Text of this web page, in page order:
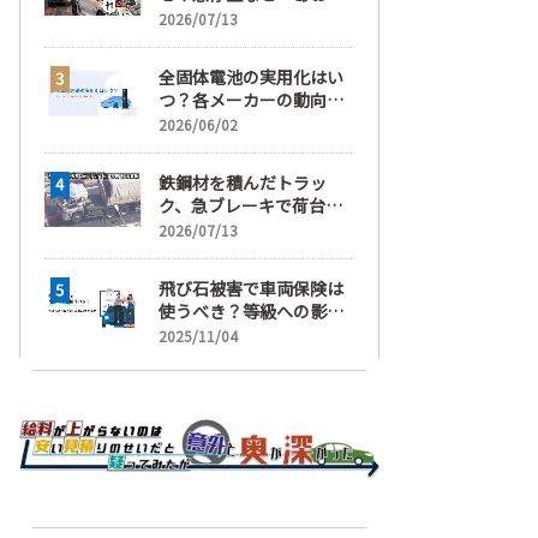
運転」の疑い
2026/07/13
全固体電池の実用化はい
つ？各メーカーの動向と
EVの買い時を解説
2026/06/02
鉄鋼材を積んだトラッ
ク、急ブレーキで荷台が
崩れ、運転手が鉄鋼材に
2026/07/13
飛び石被害で車両保険は
使うべき？等級への影響
と賢い判断基準を解説
2025/11/04